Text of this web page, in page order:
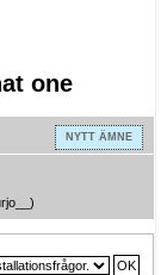
one
NYTT ÄMNE
)